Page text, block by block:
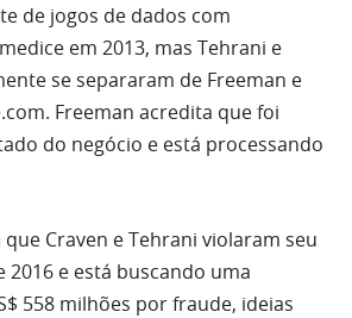
de jogos de dados com
em 2013, mas Tehrani e
se separaram de Freeman e
Freeman acredita que foi
do negócio e está processando
Craven e Tehrani violaram seu
e está buscando uma
558 milhões por fraude, ideias